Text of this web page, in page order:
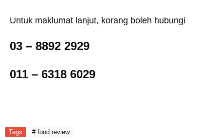
Untuk maklumat lanjut, korang boleh hubungi
03 – 8892 2929
011 – 6318 6029
Tags # food review